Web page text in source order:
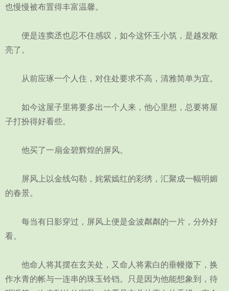
也慢慢被布置得丰富温馨。
便是连窦丞也忍不住感叹，如今这怀玉小筑，是越发敞
亮了。
从前应琢一个人住，对住处要求不高，清雅简单为宜。
如今这屋子里将要多出一个人来，他心里想，总要将屋
子打扮得好看些。
他买了一扇金碧辉煌的屏风。
屏风上以金线勾勒，姹紫嫣红的彩绣，汇聚成一幅明媚
的春景。
每当有日影穿过，屏风上便是金波粼粼的一片，分外好
看。
他命人将其摆在玄关处，又命人将素白的垂幔撤下，换
作水青的帐与一连串的珠玉铃铛。只是因为他能想象到，待